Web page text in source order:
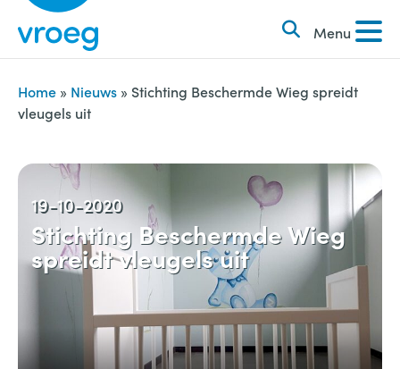
i
Menu
k
e
n
n
a
r
:
Home » Nieuws » Stichting Beschermde Wieg spreidt
vleugels uit
19-10-2020
Stichting Beschermde Wieg
spreidt vleugels uit